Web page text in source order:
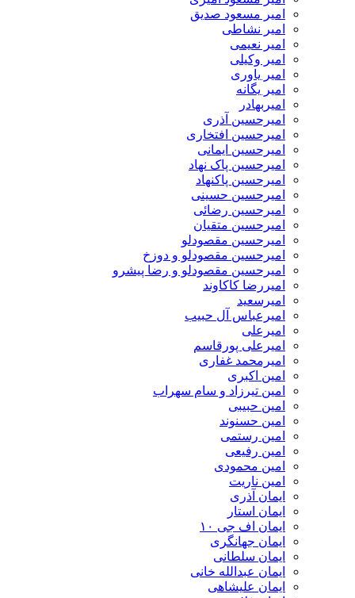
امیر مسعود صدیق
امیر نشاطی
امیر نعیمی
امیر وکیلی
امیر یاوری
امیر یگانه
امیربهادر
امیرحسین آذری
امیرحسین افتخاری
امیرحسین ایمانی
امیرحسین پاک نهاد
امیرحسین پاکنهاد
امیرحسین حسینی
امیرحسین رضائی
امیرحسین متقیان
امیرحسین مقصودلو
امیرحسین مقصودلو و دوزخ
امیرحسین مقصودلو و رضا پیشرو
امیررضا کاکاوند
امیرسعید
امیرعباس آل حبیب
امیرعلی
امیرعلی پورقاسم
امیرمحمد غفاری
امین اکبری
امین تیرزاد و سام سهراب
امین حبیبی
امین حسنوند
امین رستمی
امین رفیعی
امین محمودی
امین ناریت
ایمان آذری
ایمان استار
ایمان اف جی ۱۰
ایمان جهانگری
ایمان سلطانی
ایمان عبدالله خانی
ایمان علیشاهی